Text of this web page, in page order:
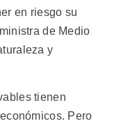
en riesgo su
de Medio
y
tienen
Pero